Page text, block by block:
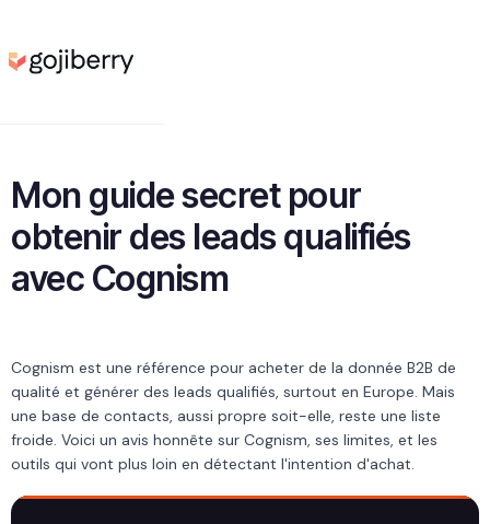
Mon guide secret pour
obtenir des leads qualifiés
avec Cognism
Cognism est une référence pour acheter de la donnée B2B de
qualité et générer des leads qualifiés, surtout en Europe. Mais
une base de contacts, aussi propre soit-elle, reste une liste
froide. Voici un avis honnête sur Cognism, ses limites, et les
outils qui vont plus loin en détectant l'intention d'achat.